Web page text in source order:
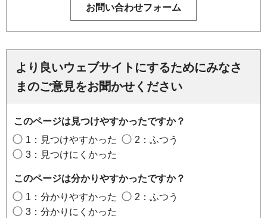
より良いウェブサイトにするためにみなさ
まのご意見をお聞かせください
このページは見つけやすかったですか？
1：見つけやすかった
2：ふつう
3：見つけにくかった
このページは分かりやすかったですか？
1：分かりやすかった
2：ふつう
3：分かりにくかった